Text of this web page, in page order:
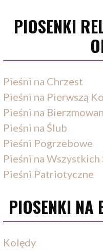
PIOSENKI
Pieśni na Chrzest
Pieśni na Pierwszą
Pieśni na
Pieśni na Ślub
Pieśni Pogrzebowe
Pieśni na
Pieśni Patriotyczne
PIOSENKI NA
Kolędy